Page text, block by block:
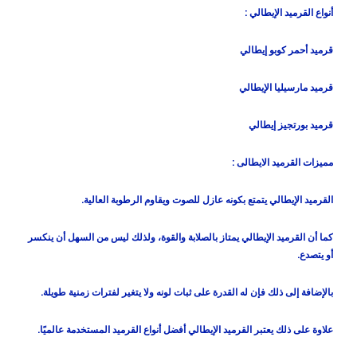
أنواع القرميد الإيطالي :
قرميد أحمر كوبو إيطالي
قرميد مارسيليا الإيطالي
قرميد بورتجيز إيطالي
مميزات القرميد الايطالى :
القرميد الإيطالي يتمتع بكونه عازل للصوت ويقاوم الرطوبة العالية.
كما أن القرميد الإيطالي يمتاز بالصلابة والقوة، ولذلك ليس من السهل أن ينكسر
أو يتصدع.
بالإضافة إلى ذلك فإن له القدرة على ثبات لونه ولا يتغير لفترات زمنية طويلة.
علاوة على ذلك يعتبر القرميد الإيطالي أفضل أنواع القرميد المستخدمة عالميًا.